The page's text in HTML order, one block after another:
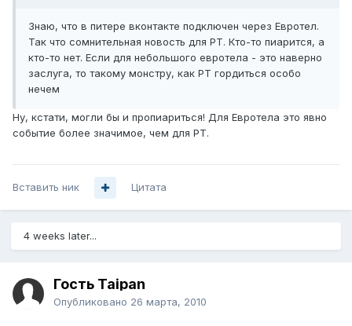
Знаю, что в питере вконтакте подключен через Евротел.
Так что сомнительная новость для РТ. Кто-то пиарится, а
кто-то нет. Если для небольшого евротела - это наверно
заслуга, то такому монстру, как РТ гордиться особо
нечем
Ну, кстати, могли бы и пропиариться! Для Евротела это явно
событие более значимое, чем для РТ.
Вставить ник Цитата
4 weeks later...
Гость Taipan
Опубликовано 26 марта, 2010